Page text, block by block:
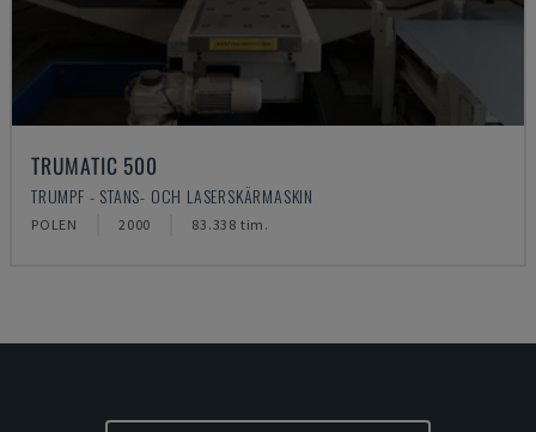
TRUMATIC 500
TRUMPF - STANS- OCH LASERSKÄRMASKIN
POLEN 2000 83.338 tim.